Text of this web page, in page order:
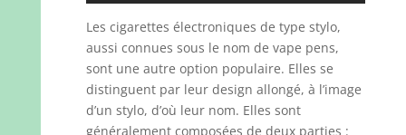
Les cigarettes électroniques de type stylo,
aussi connues sous le nom de vape pens,
sont une autre option populaire. Elles se
distinguent par leur design allongé, à l’image
d’un stylo, d’où leur nom. Elles sont
généralement composées de deux parties :